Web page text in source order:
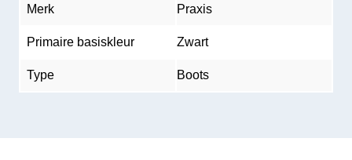
Merk Praxis
Primaire basiskleur Zwart
Type Boots